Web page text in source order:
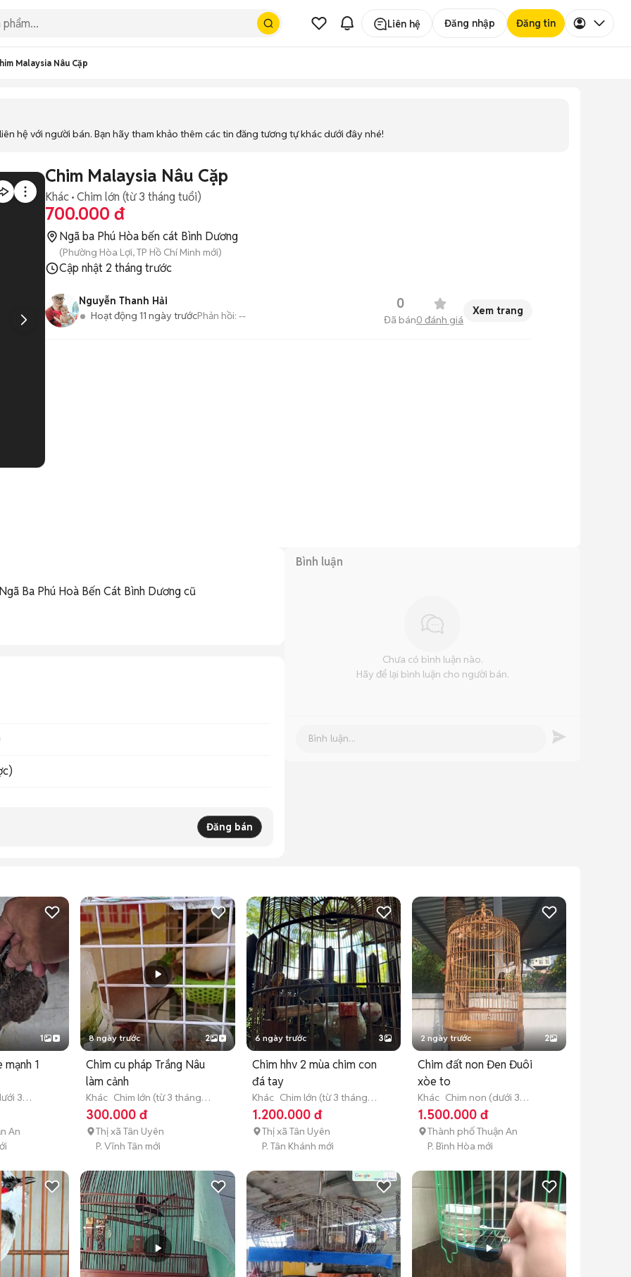
Liên hệ Đăng nhập Đăng tin
Malaysia Nâu Cặp
hệ với người bán. Bạn hãy tham khảo thêm các tin đăng tương tự khác dưới đây nhé!
Chim Malaysia Nâu Cặp
Khác Chim lớn (từ 3 tháng tuổi)
700.000 đ
Ngã ba Phú Hòa bến cát Bình Dương
(Phường Hòa Lợi, TP Hồ Chí Minh mới)
Cập nhật2 tháng trước
Nguyễn Thanh Hải
Hoạt động 11 ngày trướcPhản hồi: --
0
Đã bán0 đánh giá
Xem trang
Ba Phú Hoà Bến Cát Bình Dương cũ
Đăng bán
Bình luận
Chưa có bình luận nào.
Hãy để lại bình luận cho người bán.
1
mạnh 1
3
An
8 ngày trước 2
Chim cu pháp Trắng Nâu
làm cảnh
Khác Chim lớn (từ 3 tháng
tuổi)
300.000 đ
Thị xã Tân Uyên
P. Vĩnh Tân mới
6 ngày trước 3
Chim hhv 2 mùa chim con
đá tay
Khác Chim lớn (từ 3 tháng
tuổi)
1.200.000 đ
Thị xã Tân Uyên
P. Tân Khánh mới
2 ngày trước 2
Chim đất non Đen Đuôi
xòe to
Khác Chim non (dưới 3
tháng tuổi)
1.500.000 đ
Thành phố Thuận An
P. Bình Hòa mới